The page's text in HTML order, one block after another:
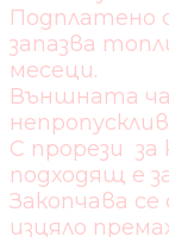
Подплатено
запазва
месеци.
Външната
С прорези за
подходящ е
Закопчава
изцяло